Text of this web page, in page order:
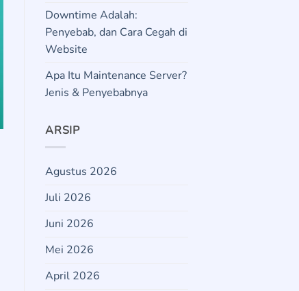
Downtime Adalah:
Penyebab, dan Cara Cegah di
Website
Apa Itu Maintenance Server?
Jenis & Penyebabnya
ARSIP
Agustus 2026
Juli 2026
Juni 2026
Mei 2026
April 2026